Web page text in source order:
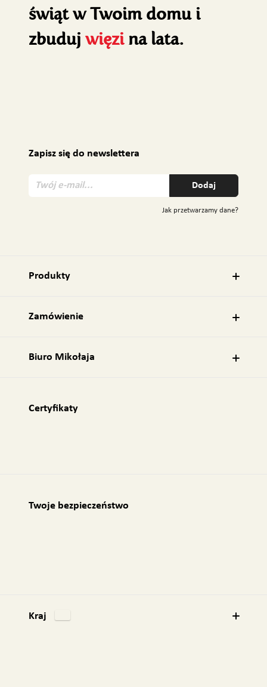
świąt w Twoim domu i
zbuduj więzina lata.
Zapisz się do newslettera
Dodaj
Jak przetwarzamy dane?
Produkty
Zamówienie
Biuro Mikołaja
Certyfikaty
Twoje bezpieczeństwo
Kraj